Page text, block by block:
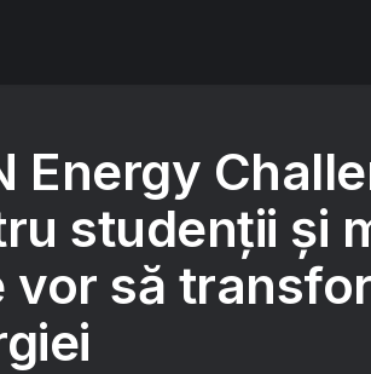
Energy
studenții și
vor să